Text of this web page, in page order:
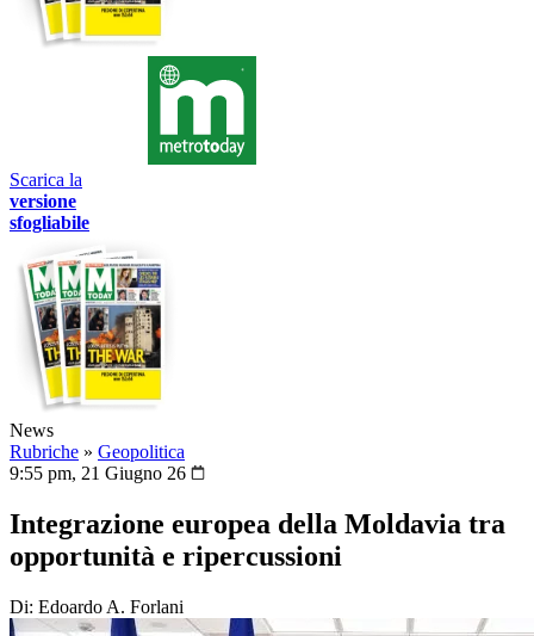
Scarica la
versione
sfogliabile
News
Rubriche » Geopolitica
9:55 pm, 21 Giugno 26
Integrazione europea della Moldavia tra
opportunità e ripercussioni
Di: Edoardo A. Forlani